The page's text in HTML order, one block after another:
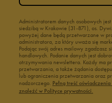
Administratorem danych osobowych
siedzibą w Krakowie (31-871), os.
powyżej dane będą przetwarzane w
administratora, za który uważa się
Podając swój adres mailowy zgadzasz
handlowych. Podanie danych jest
otrzymywania newslettera. Każdy ma
przetwarzania, a także żądania
lub ograniczenia przetwarzania oraz
nadzorczego. Pełną treść
znaleźć w Polityce prywatności.